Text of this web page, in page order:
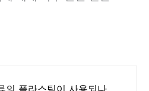
의 플라스틱이 사용되나